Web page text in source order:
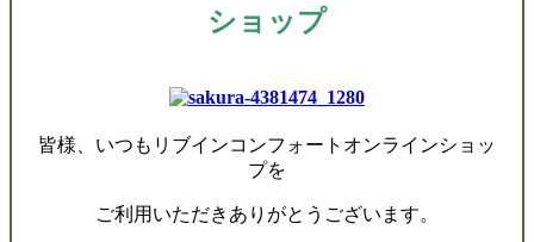
ショップ
皆様、いつもリブインコンフォートオンラインショッ
プを
ご利用いただきありがとうございます。